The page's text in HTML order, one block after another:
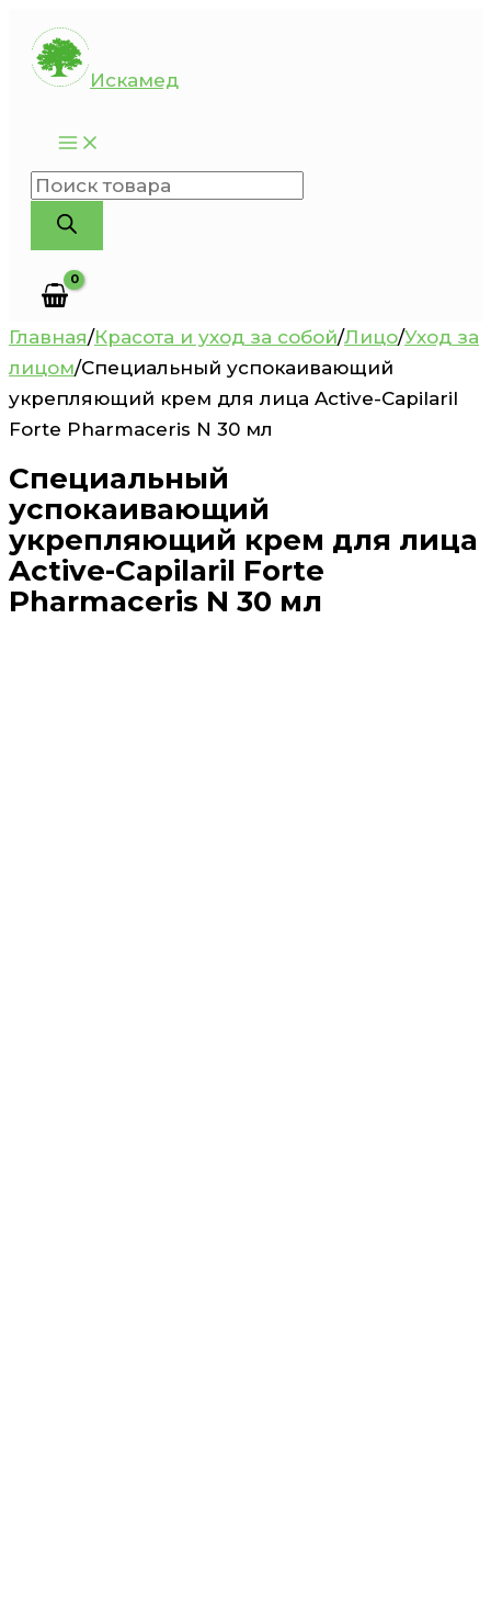
Перейти
содержимому
Искамед
Поиск
товаров
Главная/Красота и уход за собой/Лицо/Уход за
лицом/Специальный успокаивающий
укрепляющий крем для лица Active-Capilaril
Forte Pharmaceris N 30 мл
Специальный
успокаивающий
укрепляющий крем для лица
Active-Capilaril Forte
Pharmaceris N 30 мл